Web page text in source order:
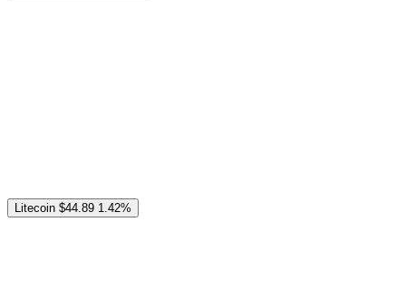
Litecoin $44.89 1.42%